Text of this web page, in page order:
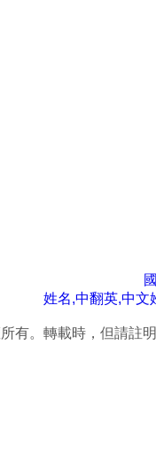
姓名,中翻英,中文
有。轉載時，但請註